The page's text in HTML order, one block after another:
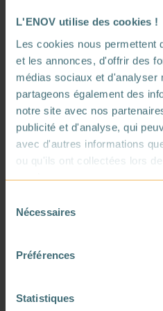
L'ENOV utilise des cookies !
Les cookies nous permettent
et les annonces, d'offrir des
médias sociaux et d'analyser
partageons également des
notre site avec nos
publicité et d'analyse, qui
avec d'autres informations
ou qu'ils ont collectées lors
Nécessaires
Préférences
Statistiques
également beaucoup
construite avant 1975
réglementation
présente
caractéristiques
documentées.
reconstituer certaines
rallonge forcément le
les plans du logement
temps